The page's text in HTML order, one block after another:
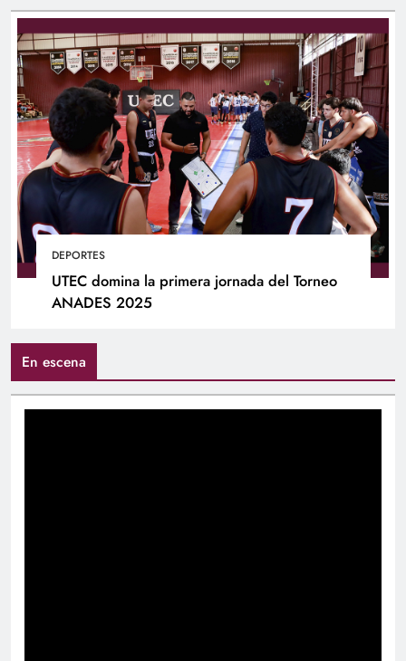
DEPORTES
UTEC domina la primera jornada del Torneo
ANADES 2025
En escena